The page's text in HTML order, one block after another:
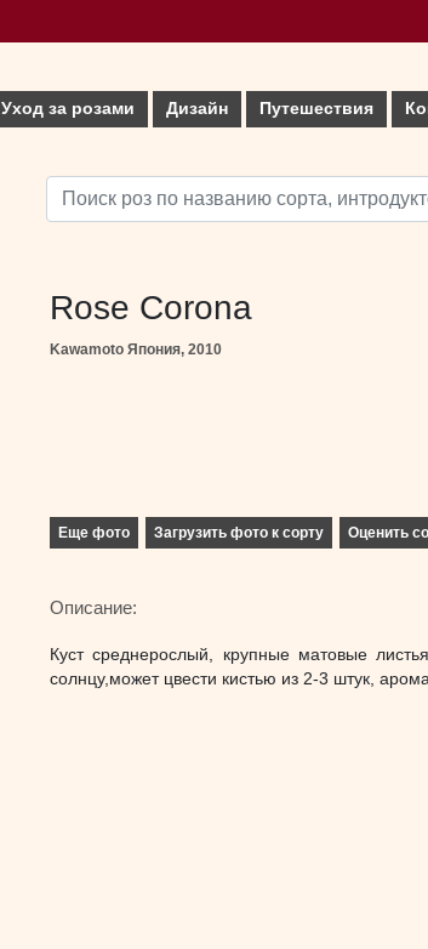
Уход за розами Дизайн Путешествия
Rose Corona
Kawamoto Япония, 2010
Еще фото Загрузить фото к сорту Оценить
Описание:
Куст среднерослый, крупные матовые
солнцу,может цвести кистью из 2-3 штук,